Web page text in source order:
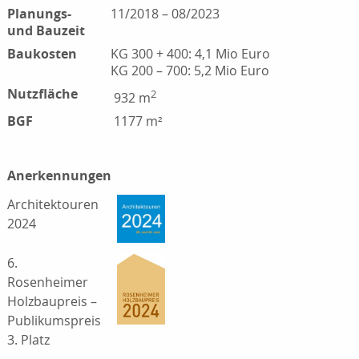
Planungs-
und Bauzeit
11/2018 – 08/2023
Baukosten
KG 300 + 400: 4,1 Mio Euro
KG 200 – 700: 5,2 Mio Euro
Nutzfläche
932 m2
BGF 1177 m²
Anerkennungen
Architektouren
2024
6.
Rosenheimer
Holzbaupreis –
Publikumspreis
3. Platz